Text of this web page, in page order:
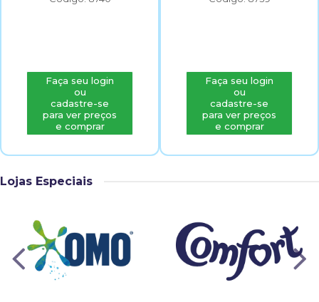
Faça seu login
ou
cadastre-se
para ver preços
e comprar
Faça seu login
ou
cadastre-se
para ver preços
e comprar
Lojas Especiais